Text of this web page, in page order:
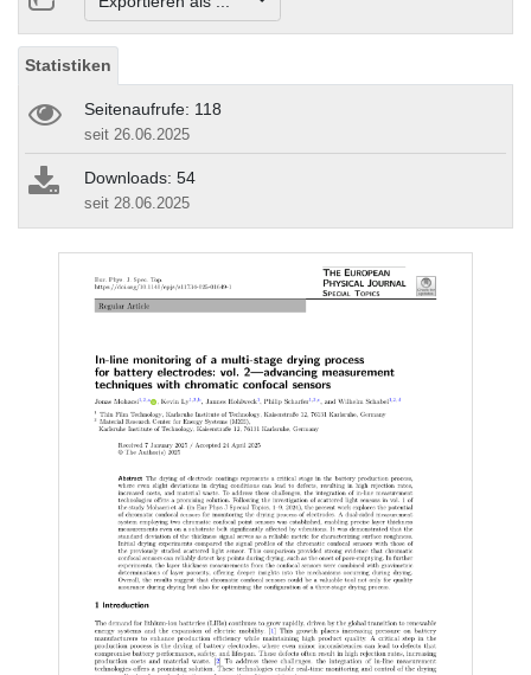
Statistiken
Seitenaufrufe: 118
seit 26.06.2025
Downloads: 54
seit 28.06.2025